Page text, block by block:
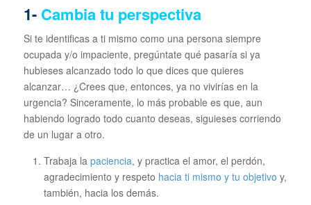
1- Cambia tu perspectiva
Si te identificas a ti mismo como una persona siempre
ocupada y/o impaciente, pregúntate qué pasaría si ya
hubieses alcanzado todo lo que dices que quieres
alcanzar… ¿Crees que, entonces, ya no vivirías en la
urgencia? Sinceramente, lo más probable es que, aun
habiendo logrado todo cuanto deseas, siguieses corriendo
de un lugar a otro.
Trabaja la paciencia, y practica el amor, el perdón,
agradecimiento y respeto hacia ti mismo y tu objetivo y,
también, hacia los demás.